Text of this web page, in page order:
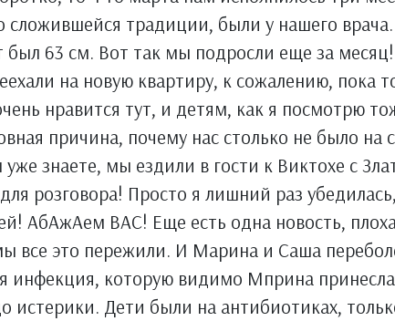
сложившейся традиции, были у нашего
был 63 см. Вот так мы подросли еще за
на новую квартиру, к сожалению, пока
нравится тут, и детям, как я посмотрю
причина, почему нас столько не было на
уже знаете, мы ездили в гости к Виктохе с
розговора! Просто я лишний раз
АбАжАем ВАС! Еще есть одна новость,
все это пережили. И Марина и Саша
инфекция, которую видимо Мприна
истерики. Дети были на антибиотиках,